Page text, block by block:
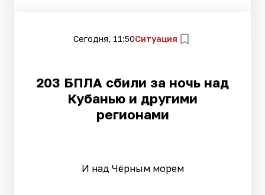
Сегодня, 11:50Ситуация
203 БПЛА сбили за ночь над
Кубанью и другими
регионами
И над Чёрным морем